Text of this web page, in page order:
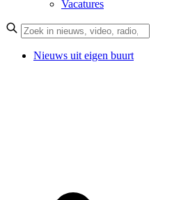
Vacatures
Nieuws uit eigen buurt